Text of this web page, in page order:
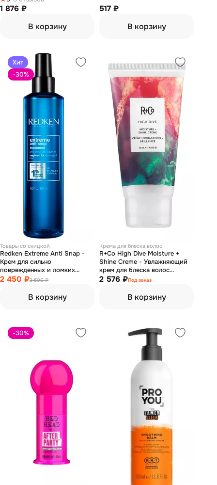
1 876 ₽
В корзину
517 ₽
В корзину
Хит
-30%
Товары со скидкой
Redken Extreme Anti Snap -
Крем для сильно
поврежденных и ломких
волос с протеинами 250 мл
2 450 ₽3 500 ₽
В корзину
Крема для блеска волос
R+Co High Dive Moisture +
Shine Creme - Увлажняющий
крем для блеска волос
"глубокое погружение" 50 мл
2 576 ₽Под заказ
В корзину
-30%